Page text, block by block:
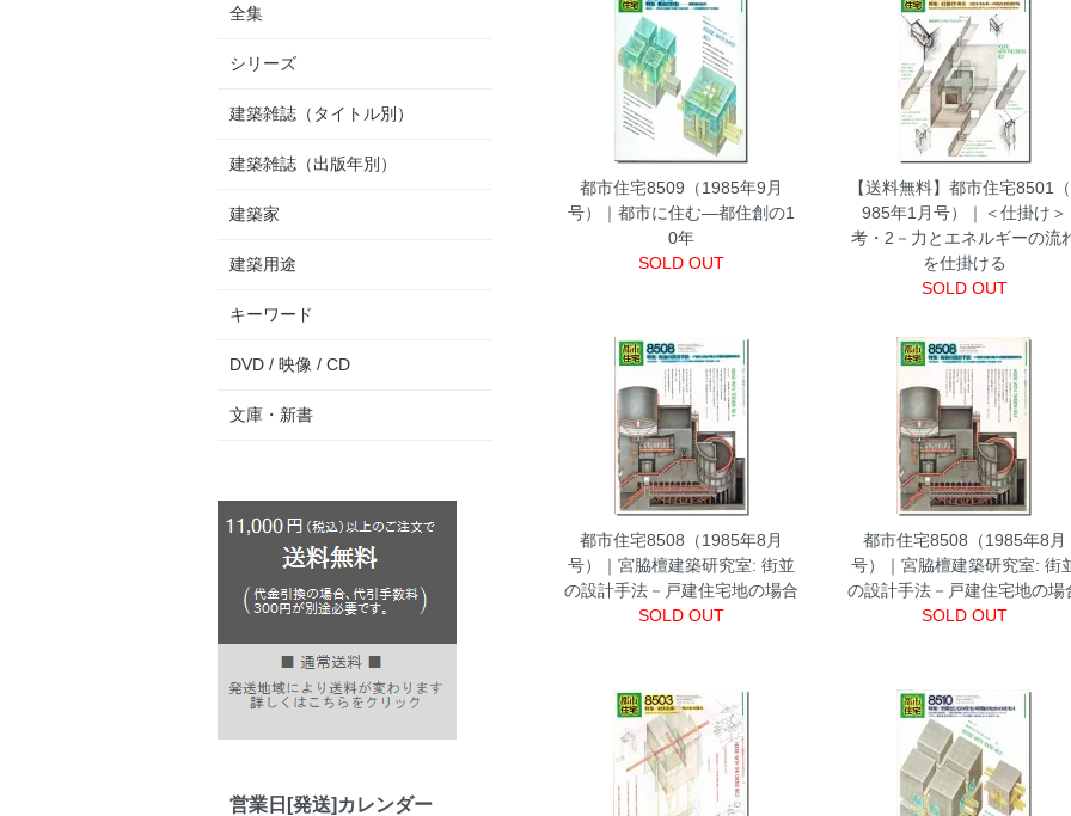
都市住宅8509（1985年9月
号）｜都市に住む―都住創の1
0年
SOLD OUT
【送料無料】都市住宅8501
985年1月号）｜＜仕掛け＞
考・2－力とエネルギーの流
を仕掛ける
SOLD OUT
都市住宅8508（1985年8月
号）｜宮脇檀建築研究室: 街並
の設計手法－戸建住宅地の場合
SOLD OUT
都市住宅8508（1985年8月
号）｜宮脇檀建築研究室: 街
の設計手法－戸建住宅地の場
SOLD OUT
全集
シリーズ
建築雑誌（タイトル別）
建築雑誌（出版年別）
建築家
建築用途
キーワード
DVD / 映像 / CD
文庫・新書
営業日[発送]カレンダー